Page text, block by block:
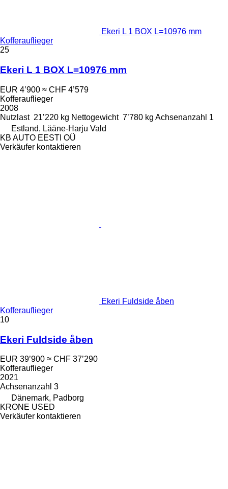
Ekeri L 1 BOX L=10976 mm
Kofferauflieger
25
Ekeri L 1 BOX L=10976 mm
EUR 4’900 ≈ CHF 4’579
Kofferauflieger
2008
Nutzlast 21’220 kg Nettogewicht 7’780 kg Achsenanzahl 1
Estland, Lääne-Harju Vald
KB AUTO EESTI OÜ
Verkäufer kontaktieren
Ekeri Fuldside åben
Kofferauflieger
10
Ekeri Fuldside åben
EUR 39’900 ≈ CHF 37’290
Kofferauflieger
2021
Achsenanzahl 3
Dänemark, Padborg
KRONE USED
Verkäufer kontaktieren